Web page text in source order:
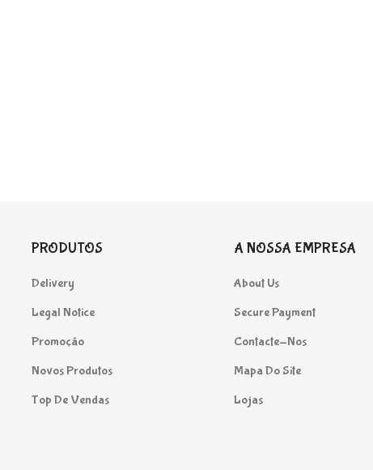
PRODUTOS
Delivery
Legal Notice
Promoção
Novos Produtos
Top De Vendas
A NOSSA EMPRESA
About Us
Secure Payment
Contacte-Nos
Mapa Do Site
Lojas